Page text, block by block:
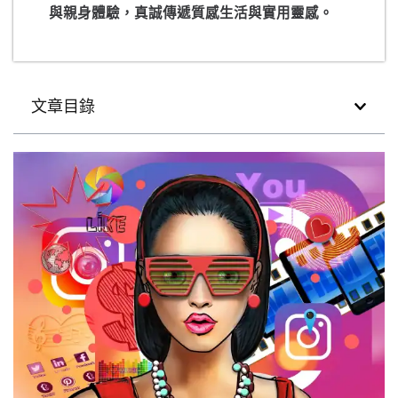
與親身體驗，真誠傳遞質感生活與實用靈感。
文章目錄